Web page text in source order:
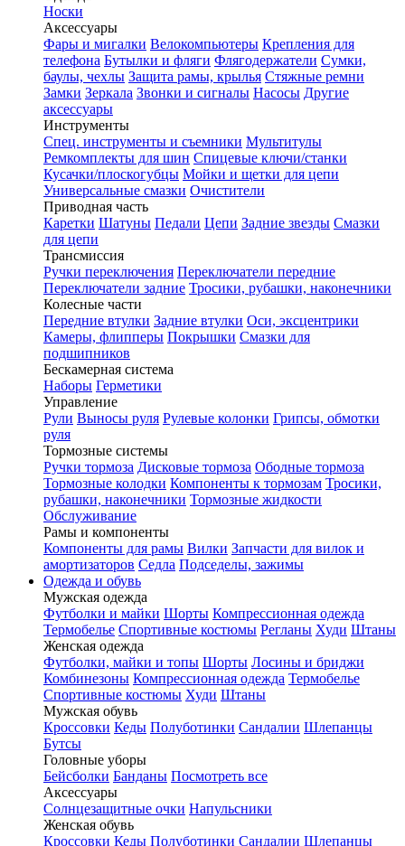
Носки
Аксессуары
Фары и мигалки Велокомпьютеры Крепления для
телефона Бутылки и фляги Флягодержатели Сумки,
баулы, чехлы Защита рамы, крылья Стяжные ремни
Замки Зеркала Звонки и сигналы Насосы Другие
аксессуары
Инструменты
Спец. инструменты и съемники Мультитулы
Ремкомплекты для шин Спицевые ключи/станки
Кусачки/плоскогубцы Мойки и щетки для цепи
Универсальные смазки Очистители
Приводная часть
Каретки Шатуны Педали Цепи Задние звезды Смазки
для цепи
Трансмиссия
Ручки переключения Переключатели передние
Переключатели задние Тросики, рубашки, наконечники
Колесные части
Передние втулки Задние втулки Оси, эксцентрики
Камеры, флипперы Покрышки Смазки для
подшипников
Бескамерная система
Наборы Герметики
Управление
Рули Выносы руля Рулевые колонки Грипсы, обмотки
руля
Тормозные системы
Ручки тормоза Дисковые тормоза Ободные тормоза
Тормозные колодки Компоненты к тормозам Тросики,
рубашки, наконечники Тормозные жидкости
Обслуживание
Рамы и компоненты
Компоненты для рамы Вилки Запчасти для вилок и
амортизаторов Седла Подседелы, зажимы
Одежда и обувь
Мужская одежда
Футболки и майки Шорты Компрессионная одежда
Термобелье Спортивные костюмы Регланы Худи Штаны
Женская одежда
Футболки, майки и топы Шорты Лосины и бриджи
Комбинезоны Компрессионная одежда Термобелье
Спортивные костюмы Худи Штаны
Мужская обувь
Кроссовки Кеды Полуботинки Сандалии Шлепанцы
Бутсы
Головные уборы
Бейсболки Банданы Посмотреть все
Аксессуары
Солнцезащитные очки Напульсники
Женская обувь
Кроссовки Кеды Полуботинки Сандалии Шлепанцы